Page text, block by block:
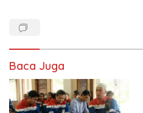
Baca Juga